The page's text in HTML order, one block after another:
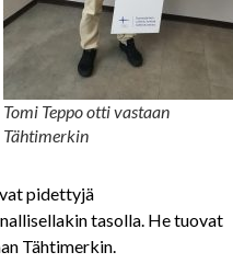
Tomi Teppo otti vastaan
Tähtimerkin
pidettyjä
tasolla. He tuovat
Tähtimerkin.